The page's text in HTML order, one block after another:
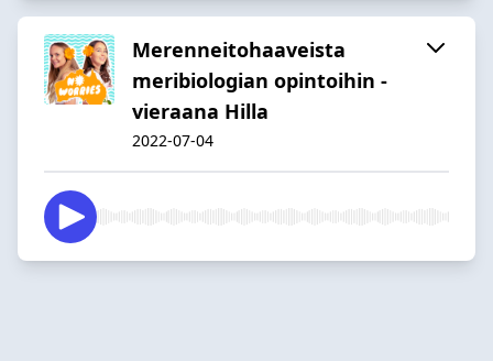
Merenneitohaaveista
meribiologian opintoihin -
vieraana Hilla
2022-07-04